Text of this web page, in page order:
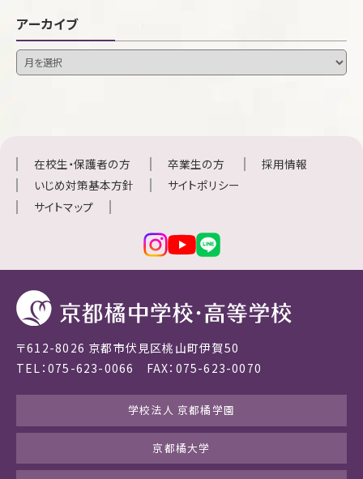
アーカイブ
在校生・保護者の方 卒業生の方
採用情報
いじめ対策基本方針
サイトポリシー
サイトマップ
〒612-8026 京都市伏見区桃山町伊賀50
TEL：075-623-0066 FAX：075-623-0070
学校法人 京都橘学園
京都橘大学